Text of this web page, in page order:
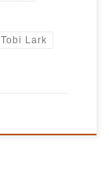
Tobi Lark